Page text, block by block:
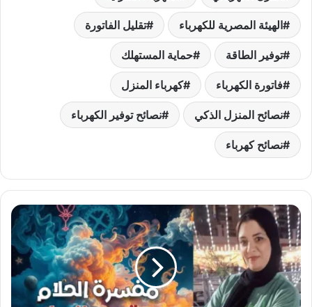
الهيئة المصرية للكهرباء تقليل الفاتورة
توفير الطاقة حماية المستهلك
فاتورة الكهرباء كهرباء المنزل
نصائح المنزل الذكي نصائح توفير الكهرباء
نصائح كهرباء
تفسير
رؤية
الغوريلا
في
المنام
حسب
مروة